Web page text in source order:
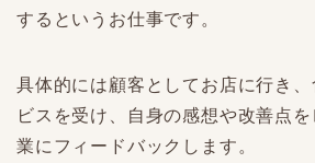
するというお仕事です。
具体的には顧客としてお店に行き
ビスを受け、自身の感想や改善点
業にフィードバックします。